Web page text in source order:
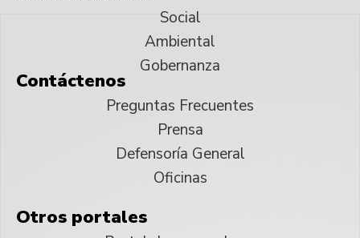
Social
Ambiental
Gobernanza
Contáctenos
Preguntas Frecuentes
Prensa
Defensoría General
Oficinas
Otros portales